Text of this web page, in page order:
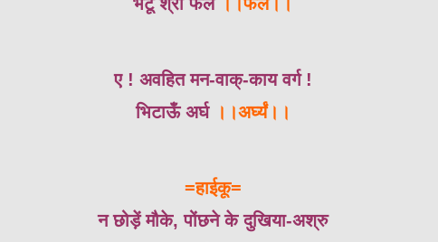
ए ! अवहित मन-वाक्-काय वर्ग !
भिटाऊँ अर्घ ।।अर्घ्यं।।
=हाईकू=
न छोड़ें मौके, पोंछने के दुखिया-अश्रु